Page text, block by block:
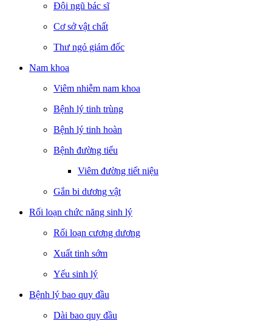
Đội ngũ bác sĩ
Cơ sở vật chất
Thư ngỏ giám đốc
Nam khoa
Viêm nhiễm nam khoa
Bệnh lý tinh trùng
Bệnh lý tinh hoàn
Bệnh đường tiểu
Viêm đường tiết niệu
Gắn bi dương vật
Rối loạn chức năng sinh lý
Rối loạn cương dương
Xuất tinh sớm
Yếu sinh lý
Bệnh lý bao quy đầu
Dài bao quy đầu